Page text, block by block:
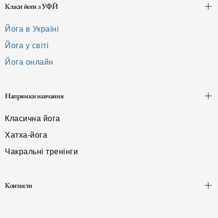
Класи йоґи з УФЙ
Йога в Україні
Йога у світі
Йога онлайн
Напрямки навчання
Класична йога
Хатха-йога
Чакральні тренінги
Контакти